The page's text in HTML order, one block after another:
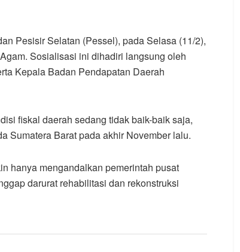
Pesisir Selatan (Pessel), pada Selasa (11/2),
Sosialisasi ini dihadiri langsung oleh
Kepala Badan Pendapatan Daerah
fiskal daerah sedang tidak baik-baik saja,
Sumatera Barat pada akhir November lalu.
hanya mengandalkan pemerintah pusat
darurat rehabilitasi dan rekonstruksi